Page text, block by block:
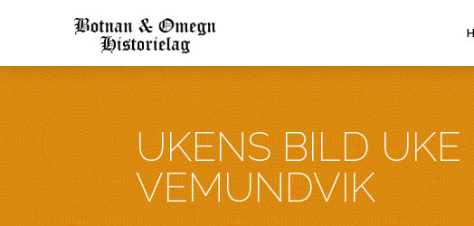
UKENS BILD
VEMUNDVIK